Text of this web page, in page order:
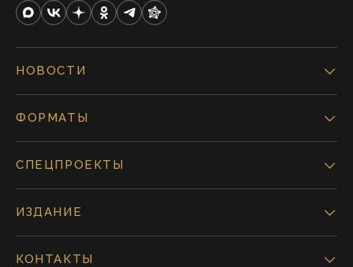
НОВОСТИ
ФОРМАТЫ
СПЕЦПРОЕКТЫ
ИЗДАНИЕ
КОНТАКТЫ